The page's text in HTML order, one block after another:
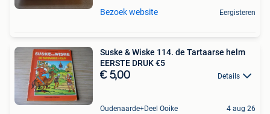
Bezoek website Eergisteren
Suske & Wiske 114. de Tartaarse helm
EERSTE DRUK €5
€ 5,00 Details
Oudenaarde+Deel Ooike 4 aug 26